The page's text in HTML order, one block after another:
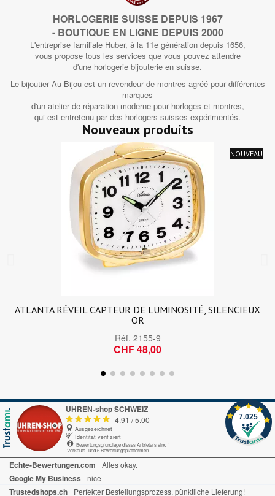
HORLOGERIE SUISSE DEPUIS 1967
- BOUTIQUE EN LIGNE DEPUIS 2000
L'entreprise familiale Huber, à la 11e génération depuis 1656,
vous propose tous les services que vous pouvez attendre
d'une horlogerie bijouterie en suisse.
Le bijoutier Au Bijou est un revendeur de montres agréé pour différentes
marques
d'un atelier de réparation moderne pour horloges et montres,
qui est entretenu par des horlogers suisses expérimentés.
Nouveaux produits
NOUVEAU
ATLANTA RÉVEIL CAPTEUR DE LUMINOSITÉ, SILENCIEUX
OR
Réf. 2155-9
CHF 48,00
UHREN-shop SCHWEIZ
4.91 /5.00
Ausgezeichnet
Identität verifiziert
Bewertungsgrundlage dieses Anbieters sind 1
Verkaufs- und 6 Bewertungsplattformen
7.025
Echte-Bewertungen.com Alles okay.
Google My Business nice
Trustedshops.ch Perfekter Bestellungsprozess, pünktliche Lieferung!